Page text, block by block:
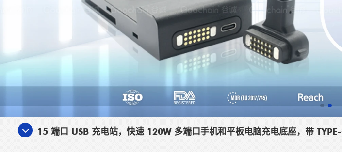
15 端口 USB 充电站，快速 120W 多端口手机和平板电脑充电底座，带